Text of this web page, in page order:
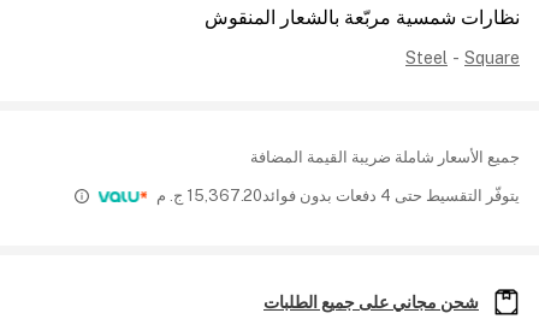
نظارات شمسية مربّعة بالشعار المنقوش
Steel - Square
جميع الأسعار شاملة ضريبة القيمة المضافة
يتوفّر التقسيط حتى 4 دفعات بدون فوائد 15,367.20 ج. م
شحن مجاني على جميع الطلبات